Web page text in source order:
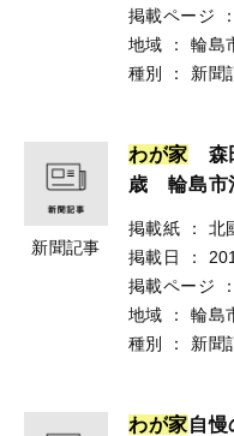
掲載ページ
：
地域
：
輪島
種別
： 新聞
新聞記事
わが家 森
歳 輪島市
掲載紙 ：
北
掲載日
：
掲載ページ
：
地域
：
輪島
種別
： 新聞
わが家自